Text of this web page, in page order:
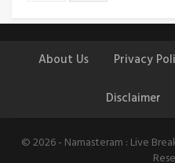
About Us Privacy
Disclaimer
© 2026 - Namasteram : Live